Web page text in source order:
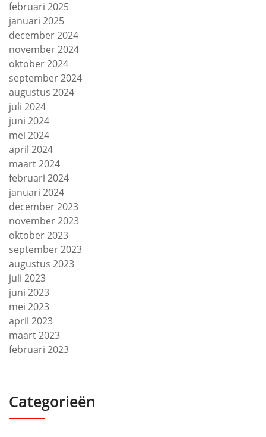
februari 2025
januari 2025
december 2024
november 2024
oktober 2024
september 2024
augustus 2024
juli 2024
juni 2024
mei 2024
april 2024
maart 2024
februari 2024
januari 2024
december 2023
november 2023
oktober 2023
september 2023
augustus 2023
juli 2023
juni 2023
mei 2023
april 2023
maart 2023
februari 2023
Categorieën